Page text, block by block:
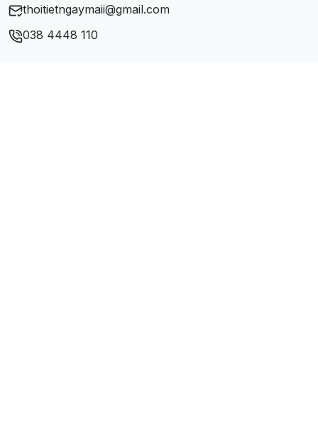
Xã Điện Tiến
thoitietngaymaii@gmail.com
038 4448 110